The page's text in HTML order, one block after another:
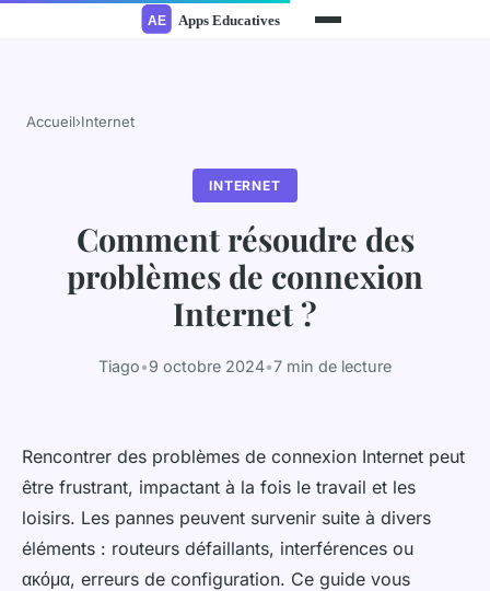
Accueil›Internet
INTERNET
Comment résoudre des
problèmes de connexion
Internet ?
Tiago•9 octobre 2024•7 min de lecture
Rencontrer des problèmes de connexion Internet peut
être frustrant, impactant à la fois le travail et les
loisirs. Les pannes peuvent survenir suite à divers
éléments : routeurs défaillants, interférences ou
ακόμα, erreurs de configuration. Ce guide vous